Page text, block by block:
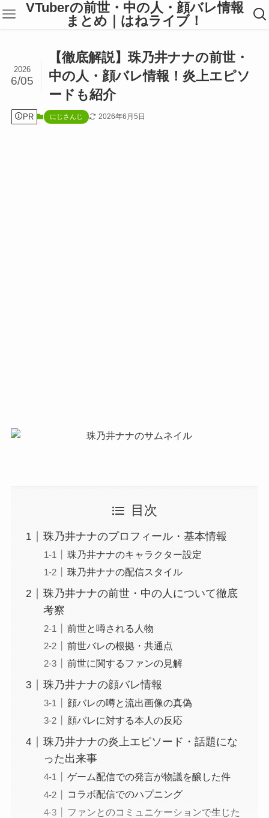
VTuberの前世・中の人・顔バレ情報
まとめ｜はねライブ！
【徹底解説】珠乃井ナナの前世・
中の人・顔バレ情報！炎上エピソ
ードも紹介
2026
6/05
PR にじさんじ 2026年6月5日
目次
珠乃井ナナのプロフィール・基本情報
珠乃井ナナのキャラクター設定
珠乃井ナナの配信スタイル
珠乃井ナナの前世・中の人について徹底
考察
前世と噂される人物
前世バレの根拠・共通点
前世に関するファンの見解
珠乃井ナナの顔バレ情報
顔バレの噂と流出画像の真偽
顔バレに対する本人の反応
珠乃井ナナの炎上エピソード・話題にな
った出来事
ゲーム配信での発言が物議を醸した件
コラボ配信でのハプニング
ファンとのコミュニケーションで生じた